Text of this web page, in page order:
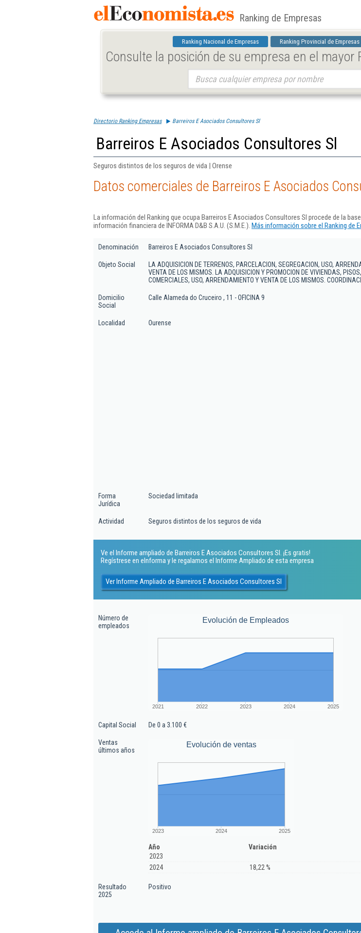
Ranking de Empresas
Ranking Nacional de Empresas Ranking Provincial de Empresas
Consulte la posición de su empresa en el mayor
Directorio Ranking Empresas Barreiros E Asociados Consultores Sl
Barreiros E Asociados Consultores Sl
Seguros distintos de los seguros de vida | Orense
Datos comerciales de Barreiros E Asociados
La información del Ranking que ocupa Barreiros E Asociados Consultores Sl procede de la
información financiera de INFORMA D&B S.A.U. (S.M.E.). Más información sobre el Ranking de
Denominación Barreiros E Asociados Consultores Sl
Objeto Social
LA ADQUISICION DE TERRENOS, PARCELACION, SEGREGACION, USO,
VENTA DE LOS MISMOS. LA ADQUISICION Y PROMOCION DE VIVIENDAS,
COMERCIALES, USO, ARRENDAMIENTO Y VENTA DE LOS MISMOS.
Domicilio
Social
Calle Alameda do Cruceiro , 11 - OFICINA 9
Localidad Ourense
Forma
Jurídica
Sociedad limitada
Actividad Seguros distintos de los seguros de vida
Ve el Informe ampliado de Barreiros E Asociados Consultores Sl. ¡Es gratis!
Regístrese en eInforma y le regalamos el Informe Ampliado de esta empresa
Ver Informe Ampliado de Barreiros E Asociados Consultores Sl
Número de
empleados
Evolución de Empleados
2021 2022 2023 2024 2025
Capital Social De 0 a 3.100 €
Ventas
últimos años
Evolución de ventas
2023 2024 2025
Año
Variación
2023
2024
18,22 %
Resultado
2025
Positivo